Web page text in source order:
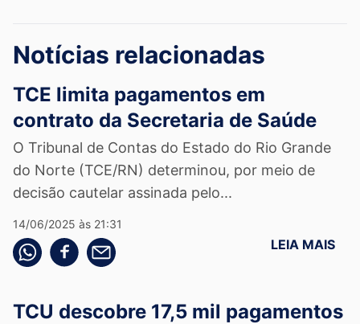
Notícias relacionadas
TCE limita pagamentos em
contrato da Secretaria de Saúde
O Tribunal de Contas do Estado do Rio Grande
do Norte (TCE/RN) determinou, por meio de
decisão cautelar assinada pelo...
14/06/2025 às 21:31
Compartilhe pelo whatsapp
Compartilhar no facebook
Compartilhe pelo email LEIA MAIS
TCU descobre 17,5 mil pagamentos